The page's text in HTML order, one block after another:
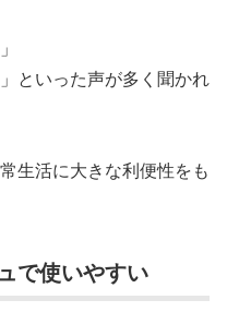
といった声が多く聞かれ
生活に大きな利便性をも
で使いやすい